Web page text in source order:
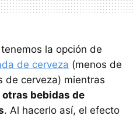
la opción de
de cerveza (menos de
de cerveza) mientras
otras bebidas de
. Al hacerlo así, el efecto